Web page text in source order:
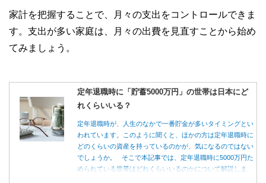
家計を把握することで、月々の支出をコントロールできま
す。支出が多い家庭は、月々の出費を見直すことから始め
てみましょう。
定年退職時に「貯蓄5000万円」の世帯は日本にど
れくらいいる？
定年退職時が、人生のなかで一番貯金が多いタイミングとい
われています。このように聞くと、ほかの方は定年退職時に
どのくらいの資産を持っているのかが、気になるのではない
でしょうか。 そこで本記事では、定年退職時に5000万円た
められている世帯はどれくらいいるのかについて解説しま